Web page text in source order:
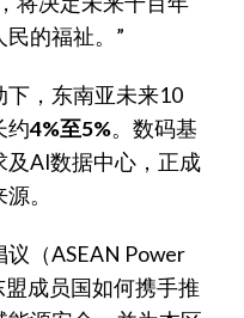
的福祉。”
下，东南亚未来10
约4%至5%。数码基
AI数据中心，正成
。
（ASEAN Power
成员国如何携手推